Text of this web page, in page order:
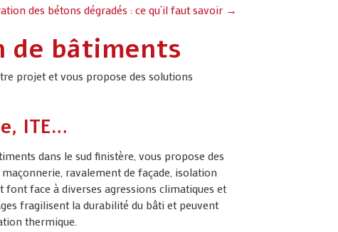
des bétons dégradés : ce qu’il faut savoir →
de bâtiments
projet et vous propose des solutions
ITE…
dans le sud finistère, vous propose des
ravalement de façade, isolation
font face à diverses agressions climatiques et
fragilisent la durabilité du bâti et peuvent
thermique.